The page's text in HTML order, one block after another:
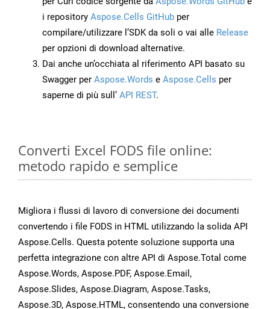
i repository Aspose.Cells GitHub per
compilare/utilizzare l’SDK da soli o vai alle Release
per opzioni di download alternative.
Dai anche un’occhiata al riferimento API basato su
Swagger per Aspose.Words e Aspose.Cells per
saperne di più sull’ API REST.
Converti Excel FODS file online:
metodo rapido e semplice
Migliora i flussi di lavoro di conversione dei documenti
convertendo i file FODS in HTML utilizzando la solida API
Aspose.Cells. Questa potente soluzione supporta una
perfetta integrazione con altre API di Aspose.Total come
Aspose.Words, Aspose.PDF, Aspose.Email,
Aspose.Slides, Aspose.Diagram, Aspose.Tasks,
Aspose.3D, Aspose.HTML, consentendo una conversione